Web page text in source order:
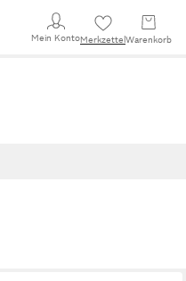
Mein KontoMerkzettel Warenkorb